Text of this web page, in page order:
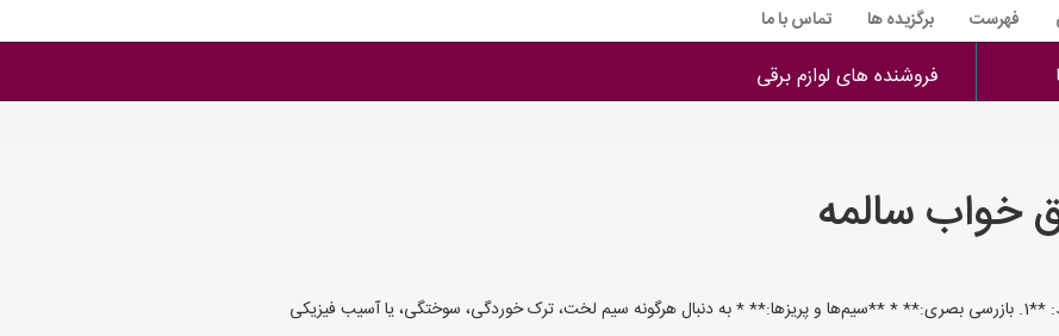
فهرست برگزیده ها تماس با ما
فروشنده های لوازم برقی
خواب سالمه
فیزیکی